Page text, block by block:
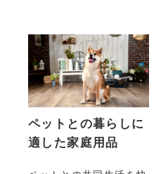
ペットとの暮らしに
適した家庭用品